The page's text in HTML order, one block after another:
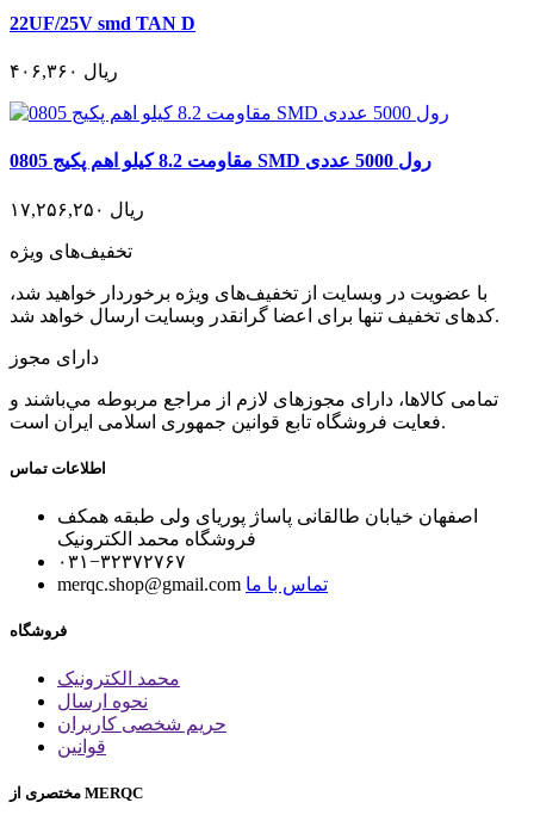
22UF/25V smd TAN D
۴۰۶,۳۶۰ ریال
مقاومت 8.2 کیلو اهم پکیج 0805 SMD رول 5000 عددی
۱۷,۲۵۶,۲۵۰ ریال
تخفیف‌های ویژه
با عضویت در وبسایت از تخفیف‌های ویژه برخوردار خواهید شد،
کدهای تخفیف تنها برای اعضا گرانقدر وبسایت ارسال خواهد شد.
دارای مجوز
تمامی كالاها، دارای مجوزهای لازم از مراجع مربوطه مي‌باشند و
فعایت فروشگاه تابع قوانين جمهوری اسلامی ايران است.
اطلاعات تماس
اصفهان خیابان طالقانی پاساژ پوریای ولی طبقه همکف
فروشگاه محمد الکترونیک
۰۳۱−۳۲۳۷۲۷۶۷
merqc.shop@gmail.com تماس با ما
فروشگاه
محمد الکترونیک
نحوه ارسال
حریم شخصی کاربران
قوانین
مختصری از MERQC